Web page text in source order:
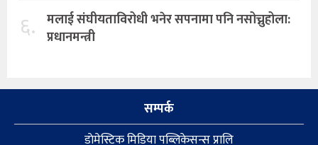
६. मलाई संघीयताविरोधी भनेर सपनामा पनि नसोच्नुहोला:
प्रधानमन्त्री
सम्पर्क
डाेमेस्टिक मिडिया पब्लिकेसन्स प्रालि